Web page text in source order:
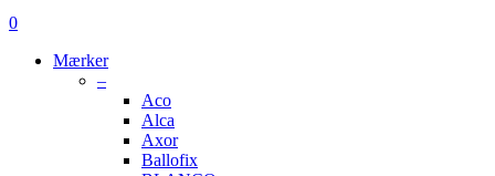
søge
0
Mærker
–
Aco
Alca
Axor
Ballofix